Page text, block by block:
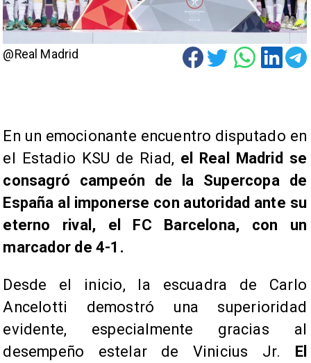
@Real Madrid
​En un emocionante encuentro disputado en
el Estadio KSU de Riad, el Real Madrid se
consagró campeón de la Supercopa de
España al imponerse con autoridad ante su
eterno rival, el FC Barcelona, con un
marcador de 4-1.
Desde el inicio, la escuadra de Carlo
Ancelotti demostró una superioridad
evidente, especialmente gracias al
desempeño estelar de Vinicius Jr. El